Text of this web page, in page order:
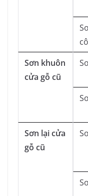
Sơn khuôn
cửa gỗ cũ
Sơn lại cửa
gỗ cũ